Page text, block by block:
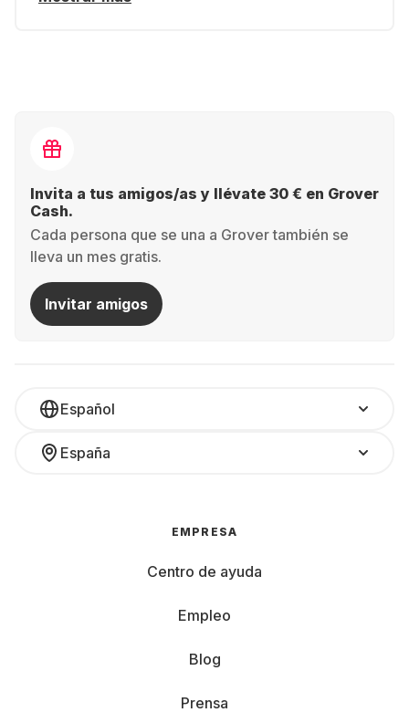
Invita a tus amigos/as y llévate 30 € en Grover
Cash.
Cada persona que se una a Grover también se
lleva un mes gratis.
Invitar amigos
Español
España
EMPRESA
Centro de ayuda
Empleo
Blog
Prensa